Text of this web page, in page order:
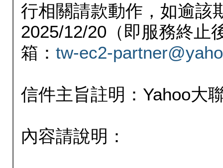
行相關請款動作，如逾該
2025/12/20（即服務終止
箱： tw-ec2-
信件主旨註明：Yahoo大
內容請說明：